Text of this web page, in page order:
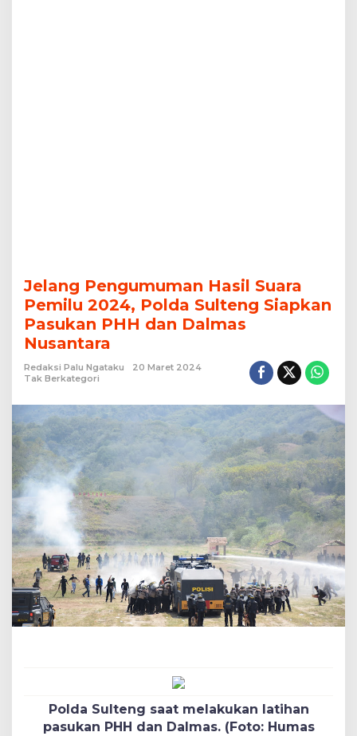
Jelang Pengumuman Hasil Suara
Pemilu 2024, Polda Sulteng Siapkan
Pasukan PHH dan Dalmas
Nusantara
Redaksi Palu Ngataku
20 Maret 2024
Tak Berkategori
Polda Sulteng saat melakukan latihan
pasukan PHH dan Dalmas. (Foto: Humas